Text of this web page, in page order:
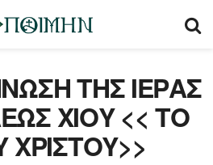
ΤΗΣ ΙΕΡΑΣ
ΧΙΟΥ << ΤΟ